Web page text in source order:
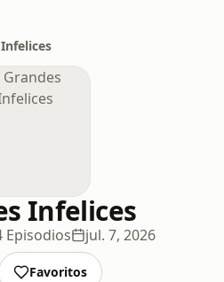
Infelices
Episodios jul. 7, 2026
Favoritos